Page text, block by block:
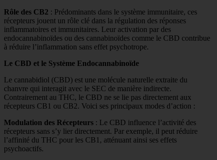
Rôle des CB2 : Prédominants dans le système immunitaire, ces
récepteurs jouent un rôle clé dans la régulation des réponses
inflammatoires et immunitaires. Leur activation par des
endocannabinoïdes ou des cannabinoïdes comme le CBD contribue
à réduire l’inflammation sans effet psychotrope.
Le CBD et le Système Endocannabinoïde
Le cannabidiol (CBD) est une molécule naturelle extraite du
chanvre qui interagit avec le SEC de manière indirecte.
Contrairement au THC, le CBD ne se lie pas directement aux
récepteurs CB1 ou CB2. Voici ses principaux modes d’action :
Modulation des Récepteurs : Le CBD influence l’activité des
récepteurs sans s’y lier directement. Par exemple, il peut réduire
l’affinité du THC pour les CB1, atténuant ainsi ses effets
psychoactifs.